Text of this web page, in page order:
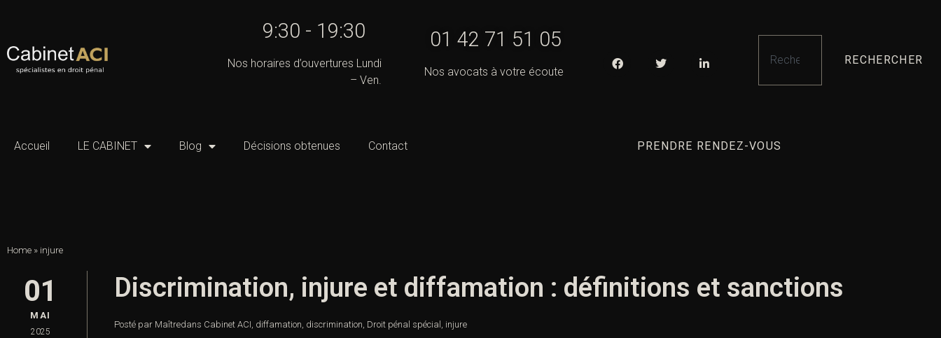
9:30 - 19:30
Nos horaires d’ouvertures Lundi
– Ven.
01 42 71 51 05
Nos avocats à votre écoute
RECHERCHER
Accueil LE CABINET Blog Décisions obtenues Contact PRENDRE RENDEZ-VOUS
Home » injure
01
MAI
2025
Discrimination, injure et diffamation : définitions et sanctions
Posté par Maîtredans Cabinet ACI, diffamation, discrimination, Droit pénal spécial , injure